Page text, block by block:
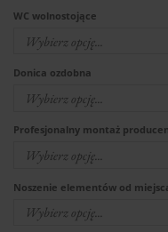
WC wolnostojące
Donica ozdobna
Profesjonalny montaż
Noszenie elementów od